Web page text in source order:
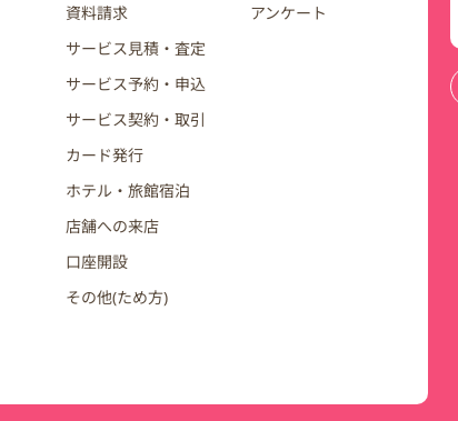
資料請求
サービス見積・査定
サービス予約・申込
サービス契約・取引
カード発行
ホテル・旅館宿泊
店舗への来店
口座開設
その他(ため方)
アンケート